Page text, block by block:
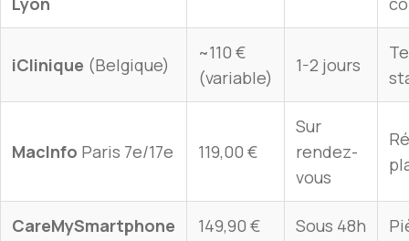
iClinique (Belgique)
~110 €
(variable)
1-2 jours
MacInfo Paris 7e/17e 119,00 €
Sur
rendez-
vous
CareMySmartphone 149,90 € Sous 48h